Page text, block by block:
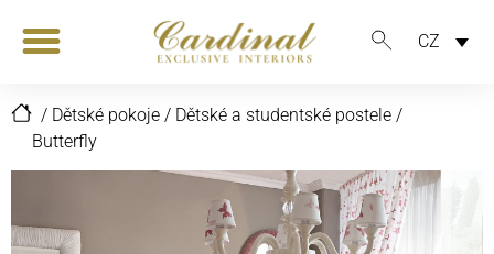
CZ
/ Dětské pokoje / Dětské a studentské postele /
Butterfly